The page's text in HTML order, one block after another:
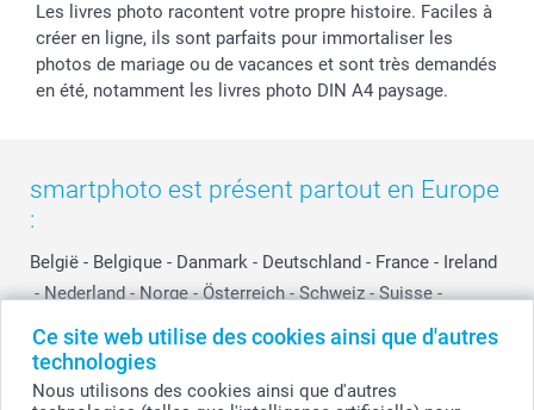
Ce site web utilise des cookies ainsi que d'autres
technologies
Nous utilisons des cookies ainsi que d'autres
Les livres photo racontent votre propre histoire. Faciles à
créer en ligne, ils sont parfaits pour immortaliser les
photos de mariage ou de vacances et sont très demandés
en été, notamment les livres photo DIN A4 paysage.
smartphoto est présent partout en Europe
:
België - Belgique - Danmark - Deutschland - France - Ireland
- Nederland - Norge - Österreich - Schweiz - Suisse -
Switzerland
Suomi Sverige United Kingdom
Other Countries